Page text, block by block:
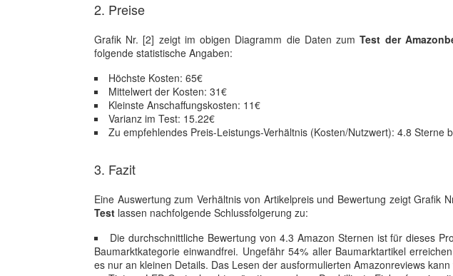
2. Preise
Grafik Nr. [2] zeigt im obigen Diagramm die Daten zumTest der
folgende statistische Angaben:
Höchste Kosten: 65€
Mittelwert der Kosten: 31€
Kleinste Anschaffungskosten: 11€
Varianz im Test: 15.22€
Zu empfehlendes Preis-Leistungs-Verhältnis (Kosten/Nutzwert): 4.8 Sterne
3. Fazit
Eine Auswertung zum Verhältnis von Artikelpreis und Bewertung zeigt Grafik
Test lassen nachfolgende Schlussfolgerung zu:
Die durchschnittliche Bewertung von 4.3 Amazon Sternen ist für dieses
Baumarktkategorie einwandfrei. Ungefähr 54% aller Baumarktartikel
es nur an kleinen Details. Das Lesen der ausformulierten Amazonreviews